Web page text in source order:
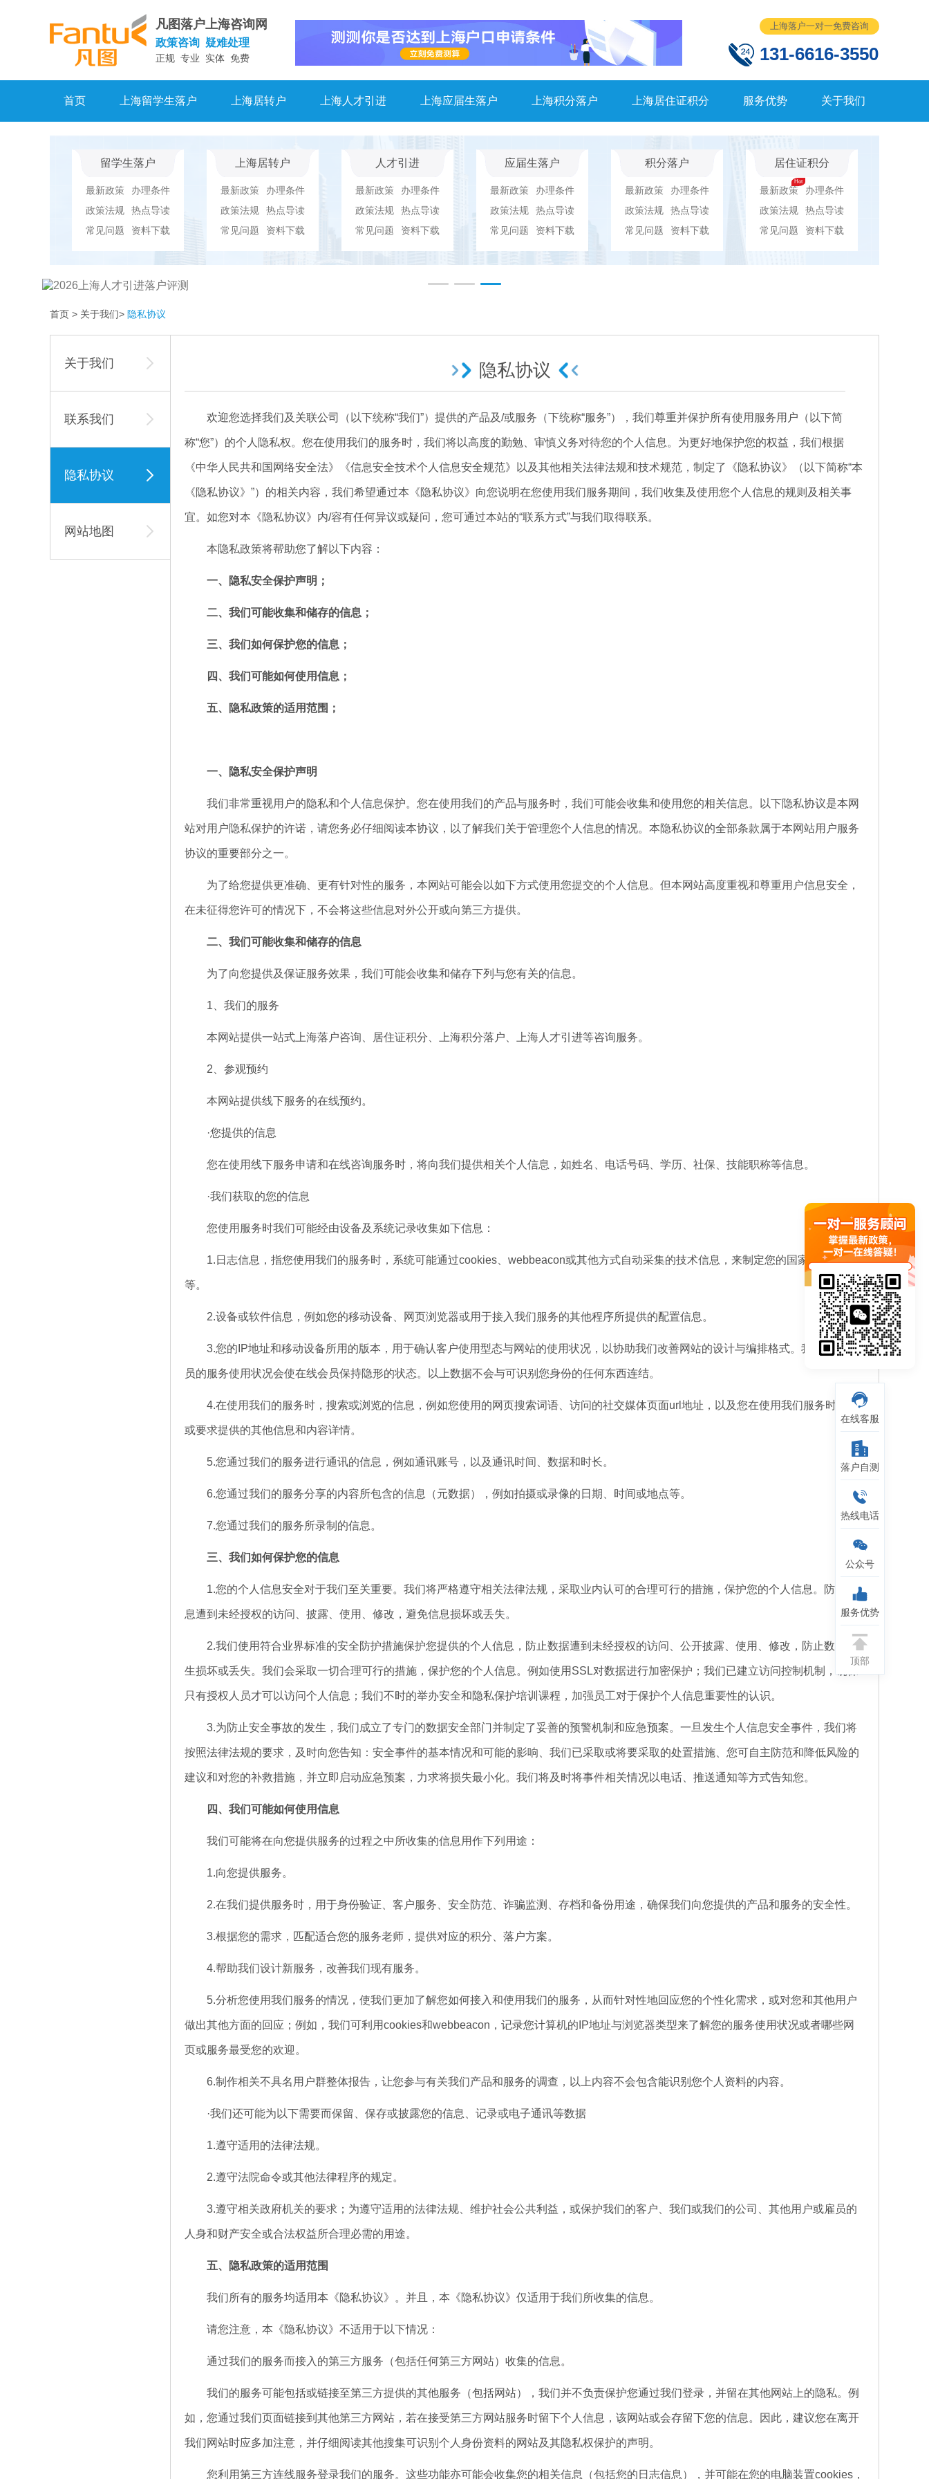
凡图落户上海咨询网
政策咨询 疑难处理
正规 专业 实体 免费
上海落户一对一免费咨询
131-6616-3550
首页 上海留学生落户 上海居转户 上海人才引进 上海应届生落户 上海积分落户 上海居住证积分 服务优势 关于我们
留学生落户
最新政策
办理条件
政策法规
热点导读
常见问题
资料下载
上海居转户
最新政策
办理条件
政策法规
热点导读
常见问题
资料下载
人才引进
最新政策
办理条件
政策法规
热点导读
常见问题
资料下载
应届生落户
最新政策
办理条件
政策法规
热点导读
常见问题
资料下载
积分落户
最新政策
办理条件
政策法规
热点导读
常见问题
资料下载
居住证积分
最新政策
办理条件
政策法规
热点导读
常见问题
资料下载
首页 > 关于我们> 隐私协议
关于我们
联系我们
隐私协议
网站地图
隐私协议
欢迎您选择我们及关联公司（以下统称“我们”）提供的产品及/或服务（下统称“服务”），我们尊重并保护所有使用服务用户（以下简
称“您”）的个人隐私权。您在使用我们的服务时，我们将以高度的勤勉、审慎义务对待您的个人信息。为更好地保护您的权益，我们根据
《中华人民共和国网络安全法》《信息安全技术个人信息安全规范》以及其他相关法律法规和技术规范，制定了《隐私协议》（以下简称“本
《隐私协议》”）的相关内容，我们希望通过本《隐私协议》向您说明在您使用我们服务期间，我们收集及使用您个人信息的规则及相关事
宜。如您对本《隐私协议》内/容有任何异议或疑问，您可通过本站的“联系方式”与我们取得联系。
本隐私政策将帮助您了解以下内容：
一、隐私安全保护声明；
二、我们可能收集和储存的信息；
三、我们如何保护您的信息；
四、我们可能如何使用信息；
五、隐私政策的适用范围；
一、隐私安全保护声明
我们非常重视用户的隐私和个人信息保护。您在使用我们的产品与服务时，我们可能会收集和使用您的相关信息。以下隐私协议是本网
站对用户隐私保护的许诺，请您务必仔细阅读本协议，以了解我们关于管理您个人信息的情况。本隐私协议的全部条款属于本网站用户服务
协议的重要部分之一。
为了给您提供更准确、更有针对性的服务，本网站可能会以如下方式使用您提交的个人信息。但本网站高度重视和尊重用户信息安全，
在未征得您许可的情况下，不会将这些信息对外公开或向第三方提供。
二、我们可能收集和储存的信息
为了向您提供及保证服务效果，我们可能会收集和储存下列与您有关的信息。
1、我们的服务
本网站提供一站式上海落户咨询、居住证积分、上海积分落户、上海人才引进等咨询服务。
2、参观预约
本网站提供线下服务的在线预约。
·您提供的信息
您在使用线下服务申请和在线咨询服务时，将向我们提供相关个人信息，如姓名、电话号码、学历、社保、技能职称等信息。
·我们获取的您的信息
您使用服务时我们可能经由设备及系统记录收集如下信息：
1.日志信息，指您使用我们的服务时，系统可能通过cookies、webbeacon或其他方式自动采集的技术信息，来制定您的国家及使用语言
等。
2.设备或软件信息，例如您的移动设备、网页浏览器或用于接入我们服务的其他程序所提供的配置信息。
3.您的IP地址和移动设备所用的版本，用于确认客户使用型态与网站的使用状况，以协助我们改善网站的设计与编排格式。我们追踪会
员的服务使用状况会使在线会员保持隐形的状态。以上数据不会与可识别您身份的任何东西连结。
4.在使用我们的服务时，搜索或浏览的信息，例如您使用的网页搜索词语、访问的社交媒体页面url地址，以及您在使用我们服务时浏览
或要求提供的其他信息和内容详情。
5.您通过我们的服务进行通讯的信息，例如通讯账号，以及通讯时间、数据和时长。
6.您通过我们的服务分享的内容所包含的信息（元数据），例如拍摄或录像的日期、时间或地点等。
7.您通过我们的服务所录制的信息。
三、我们如何保护您的信息
1.您的个人信息安全对于我们至关重要。我们将严格遵守相关法律法规，采取业内认可的合理可行的措施，保护您的个人信息。防止信
息遭到未经授权的访问、披露、使用、修改，避免信息损坏或丢失。
2.我们使用符合业界标准的安全防护措施保护您提供的个人信息，防止数据遭到未经授权的访问、公开披露、使用、修改，防止数据发
生损坏或丢失。我们会采取一切合理可行的措施，保护您的个人信息。例如使用SSL对数据进行加密保护；我们已建立访问控制机制，确保
只有授权人员才可以访问个人信息；我们不时的举办安全和隐私保护培训课程，加强员工对于保护个人信息重要性的认识。
3.为防止安全事故的发生，我们成立了专门的数据安全部门并制定了妥善的预警机制和应急预案。一旦发生个人信息安全事件，我们将
按照法律法规的要求，及时向您告知：安全事件的基本情况和可能的影响、我们已采取或将要采取的处置措施、您可自主防范和降低风险的
建议和对您的补救措施，并立即启动应急预案，力求将损失最小化。我们将及时将事件相关情况以电话、推送通知等方式告知您。
四、我们可能如何使用信息
我们可能将在向您提供服务的过程之中所收集的信息用作下列用途：
1.向您提供服务。
2.在我们提供服务时，用于身份验证、客户服务、安全防范、诈骗监测、存档和备份用途，确保我们向您提供的产品和服务的安全性。
3.根据您的需求，匹配适合您的服务老师，提供对应的积分、落户方案。
4.帮助我们设计新服务，改善我们现有服务。
5.分析您使用我们服务的情况，使我们更加了解您如何接入和使用我们的服务，从而针对性地回应您的个性化需求，或对您和其他用户
做出其他方面的回应；例如，我们可利用cookies和webbeacon，记录您计算机的IP地址与浏览器类型来了解您的服务使用状况或者哪些网
页或服务最受您的欢迎。
6.制作相关不具名用户群整体报告，让您参与有关我们产品和服务的调查，以上内容不会包含能识别您个人资料的内容。
·我们还可能为以下需要而保留、保存或披露您的信息、记录或电子通讯等数据
1.遵守适用的法律法规。
2.遵守法院命令或其他法律程序的规定。
3.遵守相关政府机关的要求；为遵守适用的法律法规、维护社会公共利益，或保护我们的客户、我们或我们的公司、其他用户或雇员的
人身和财产安全或合法权益所合理必需的用途。
五、隐私政策的适用范围
我们所有的服务均适用本《隐私协议》。并且，本《隐私协议》仅适用于我们所收集的信息。
请您注意，本《隐私协议》不适用于以下情况：
通过我们的服务而接入的第三方服务（包括任何第三方网站）收集的信息。
我们的服务可能包括或链接至第三方提供的其他服务（包括网站），我们并不负责保护您通过我们登录，并留在其他网站上的隐私。例
如，您通过我们页面链接到其他第三方网站，若在接受第三方网站服务时留下个人信息，该网站或会存留下您的信息。因此，建议您在离开
我们网站时应多加注意，并仔细阅读其他搜集可识别个人身份资料的网站及其隐私权保护的声明。
您利用第三方连线服务登录我们的服务。这些功能亦可能会收集您的相关信息（包括您的日志信息），并可能在您的电脑装置cookies，
在线客服
落户自测
热线电话
公众号
服务优势
顶部